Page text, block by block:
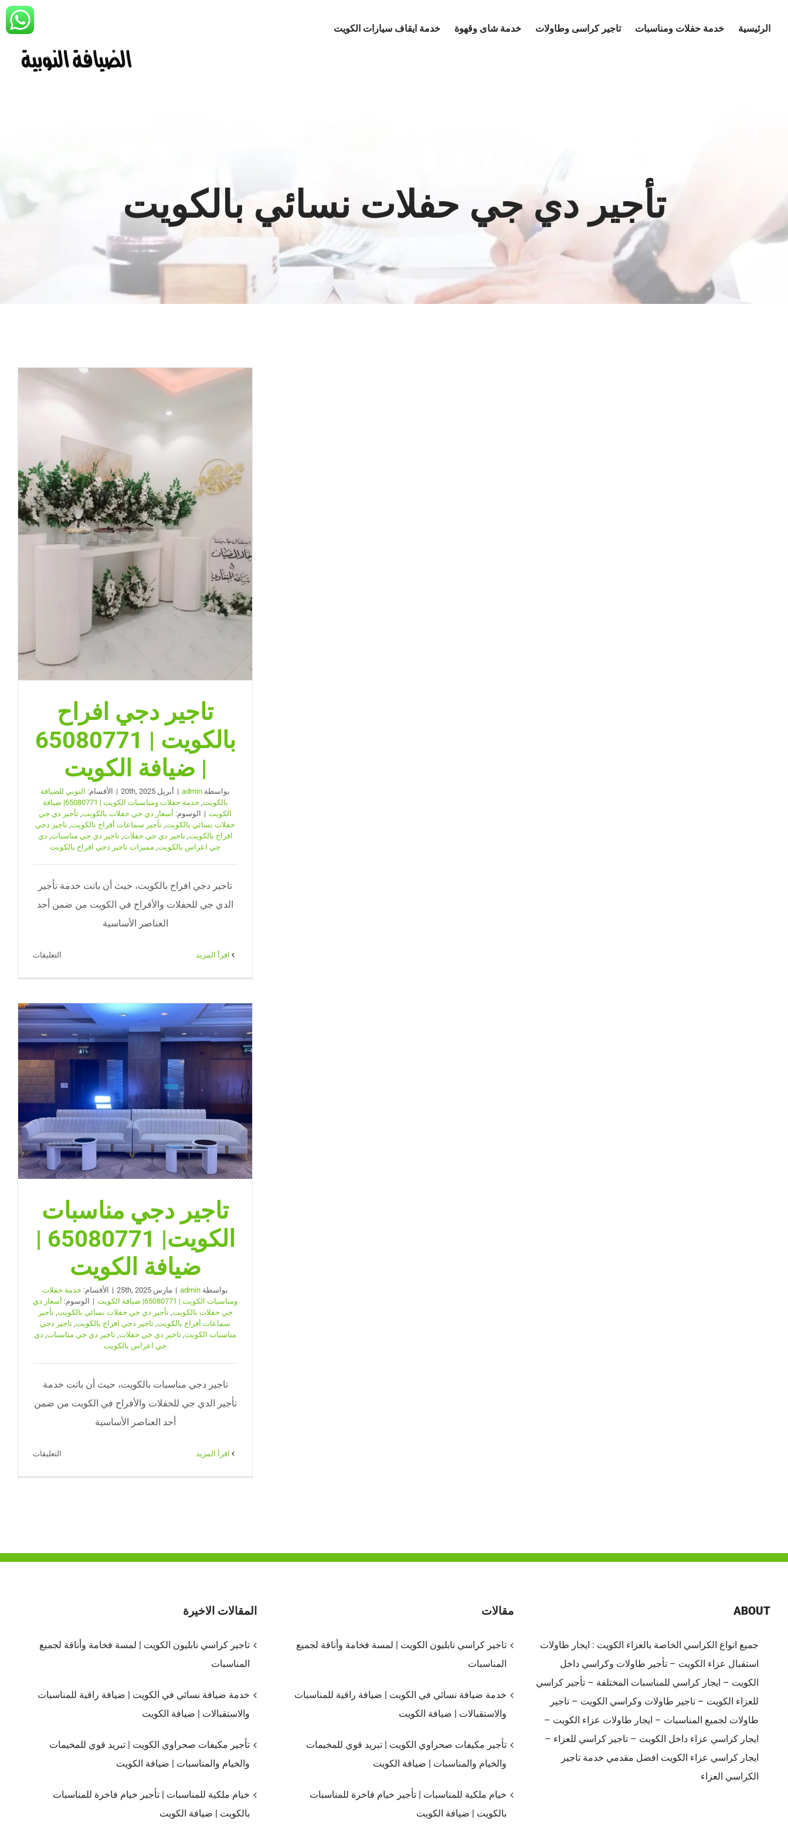
الرئيسية خدمة حفلات ومناسبات تاجير كراسى وطاولات خدمة شاى وقهوة خدمة ايقاف سيارات الكويت
تأجير دي جي حفلات نسائي بالكويت
تاجير دجي افراح
بالكويت | 65080771
| ضيافة الكويت
بواسطة admin
| أبريل 20th, 2025 | الأقسام: النوبي للضيافة
بالكويت
خدمة حفلات ومناسبات الكويت | 65080771| ضيافة
الكويت | الوسوم: أسعار دي جي حفلات بالكويت, تأجير دي جي
حفلات نسائي بالكويت, تأجير سماعات أفراح بالكويت, تاجير دجي
افراح بالكويت ,تاجير دي جي حفلات ,تاجير دي جي مناسبات دي
جي اعراس بالكويت, مميزات تاجير دجي افراح بالكويت
تاجير دجي افراح بالكويت، حيث أن باتت خدمة تأجير
الدي جي للحفلات والأفراح في الكويت من ضمن أحد
العناصر الأساسية
‫اقرأ المزيد التعليقات
بالكويت
|
|
ضيافة
تاجير دجي مناسبات
الكويت| 65080771 |
ضيافة الكويت
بواسطة admin
| مارس 25th, 2025 | الأقسام: خدمة حفلات
ومناسبات الكويت | 65080771| ضيافة الكويت
| الوسوم: أسعار دي
جي حفلات بالكويت,تأجير دي جي حفلات نسائي بالكويت,تأجير
سماعات أفراح بالكويت, تاجير دجي افراح بالكويت, تاجير دجي
مناسبات الكويت, تاجير دي جي حفلات, تاجير دي جي مناسبات, دي
جي اعراس بالكويت
تاجير دجي مناسبات بالكويت، حيث أن باتت خدمة
تأجير الدي جي للحفلات والأفراح في الكويت من ضمن
أحد العناصر الأساسية
‫اقرأ المزيد التعليقات
ضيافة
ABOUT
جميع انواع الكراسي الخاصة بالعزاء الكويت : ايجار طاولات
استقبال عزاء الكويت – تأجير طاولات وكراسي داخل
الكويت – ايجار كراسي للمناسبات المختلفة – تأجير كراسي
للعزاء الكويت – تاجير طاولات وكراسي الكويت – تاجير
طاولات لجميع المناسبات – ايجار طاولات عزاء الكويت –
ايجار كراسي عزاء داخل الكويت – تاجير كراسي للعزاء –
ايجار كراسي عزاء الكويت افضل مقدمي خدمة تاجير
الكراسي العزاء
مقالات
تاجير كراسي نابليون الكويت | لمسة فخامة وأناقة لجميع
المناسبات
خدمة ضيافة نسائي في الكويت | ضيافة راقية للمناسبات
والاستقبالات | ضيافة الكويت
تأجير مكيفات صحراوي الكويت | تبريد قوي للمخيمات
والخيام والمناسبات | ضيافة الكويت
خيام ملكية للمناسبات | تأجير خيام فاخرة للمناسبات
بالكويت | ضيافة الكويت
المقالات الاخيرة
تاجير كراسي نابليون الكويت | لمسة فخامة وأناقة لجميع
المناسبات
خدمة ضيافة نسائي في الكويت | ضيافة راقية للمناسبات
والاستقبالات | ضيافة الكويت
تأجير مكيفات صحراوي الكويت | تبريد قوي للمخيمات
والخيام والمناسبات | ضيافة الكويت
خيام ملكية للمناسبات | تأجير خيام فاخرة للمناسبات
بالكويت | ضيافة الكويت